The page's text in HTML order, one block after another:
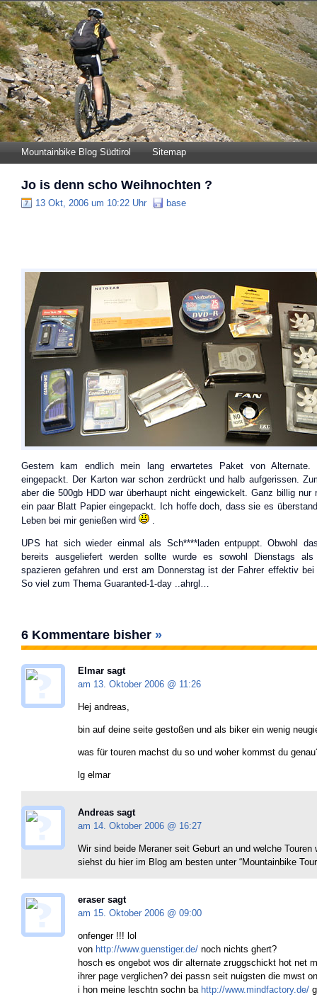
Mountainbike Blog Südtirol Sitemap
Jo is denn scho Weihnochten ?
13 Okt, 2006 um 10:22 Uhr base
Gestern kam endlich mein lang erwartetes Paket von Alternate.
eingepackt. Der Karton war schon zerdrückt und halb aufgerissen.
aber die 500gb HDD war überhaupt nicht eingewickelt. Ganz billig nur
ein paar Blatt Papier eingepackt. Ich hoffe doch, dass sie es
Leben bei mir genießen wird
.
UPS hat sich wieder einmal als Sch****laden entpuppt. Obwohl
bereits ausgeliefert werden sollte wurde es sowohl Dienstags
spazieren gefahren und erst am Donnerstag ist der Fahrer effektiv bei
So viel zum Thema Guaranted-1-day ..ahrgl…
6 Kommentare bisher »
Elmar sagt
am 13. Oktober 2006 @ 11:26
Hej andreas,
bin auf deine seite gestoßen und als biker ein wenig
was für touren machst du so und woher kommst du
lg elmar
Andreas sagt
am 14. Oktober 2006 @ 16:27
Wir sind beide Meraner seit Geburt an und welche Touren
siehst du hier im Blog am besten unter “Mountainbike
eraser sagt
am 15. Oktober 2006 @ 09:00
onfenger !!! lol
von http://www.guenstiger.de/ noch nichts ghert?
hosch es ongebot wos dir alternate zruggschickt hot net
ihrer page verglichen? dei passn seit nuigsten die mwst
i hon meine leschtn sochn ba http://www.mindfactory.de/